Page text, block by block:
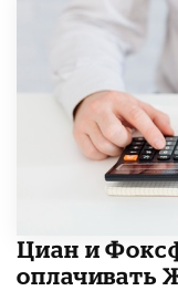
Циан и
оплачивать